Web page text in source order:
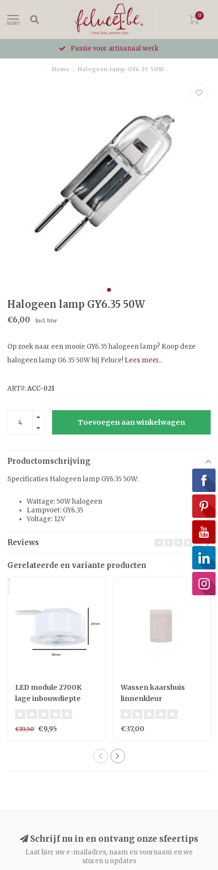
MENU
0
Passie voor artisanaal werk
Home / Halogeen lamp GY6.35 50W
Halogeen lamp GY6.35 50W
€6,00 Incl. btw
Op zoek naar een mooie GY6.35 halogeen lamp? Koop deze
halogeen lamp G6.35 50W bij Feluce! Lees meer..
ART#:ACC-021
Toevoegen aan winkelwagen
Productomschrijving
Specificaties Halogeen lamp GY6.35 50W:
Wattage: 50W halogeen
Lampvoet: GY6.35
Voltage: 12V
Reviews
Gerelateerde en variante producten
LED module 2700K
lage inbouwdiepte
€19,50 €9,95
Wassen kaarshuis
linnenkleur
beschikbaar in glas of
€37,00
Schrijf nu in en ontvang onze sfeertips
Laat hier uw e-mailadres, naam en voornaam en we
sturen u updates